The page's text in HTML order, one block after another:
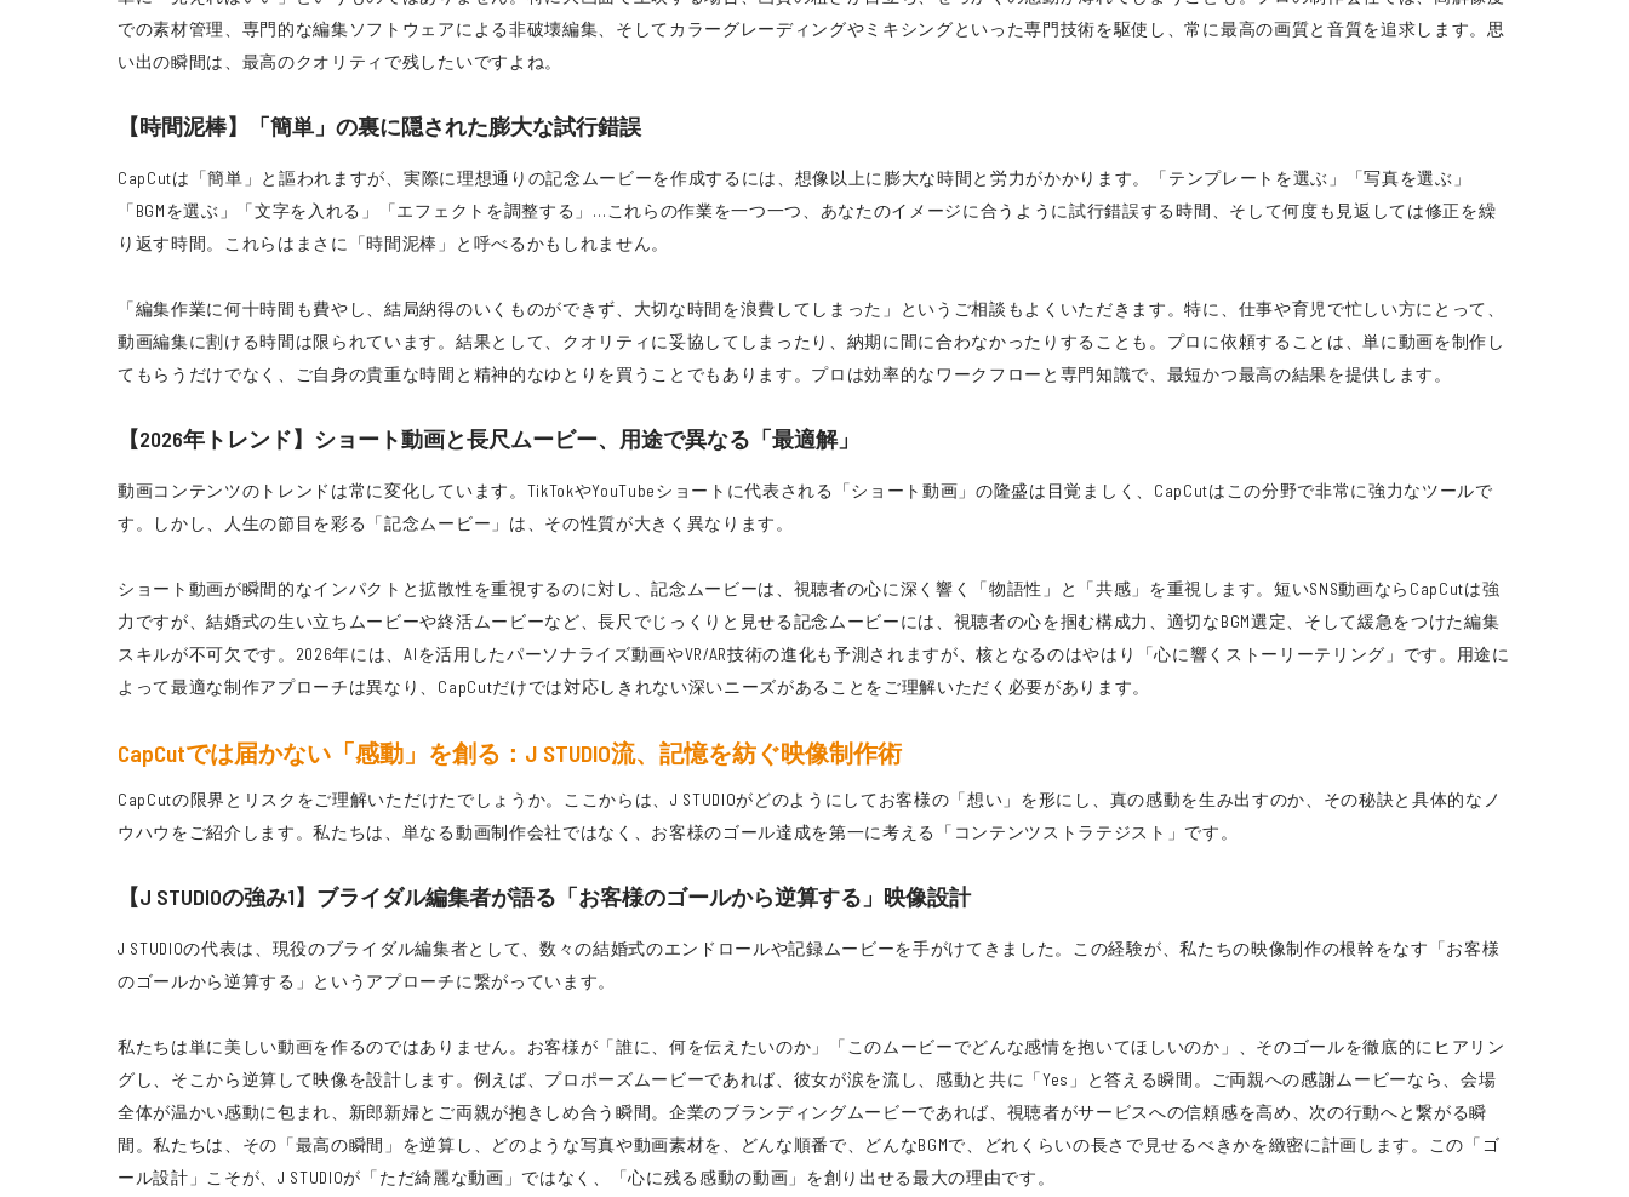
での素材管理、専門的な編集ソフトウェアによる非破壊編集、そしてカラーグレーディングやミキシングといった専門技術を駆使し、常に最高の画質と音質を追求します。思
い出の瞬間は、最高のクオリティで残したいですよね。
【時間泥棒】「簡単」の裏に隠された膨大な試行錯誤
CapCutは「簡単」と謳われますが、実際に理想通りの記念ムービーを作成するには、想像以上に膨大な時間と労力がかかります。「テンプレートを選ぶ」「写真を選ぶ」
「BGMを選ぶ」「文字を入れる」「エフェクトを調整する」…これらの作業を一つ一つ、あなたのイメージに合うように試行錯誤する時間、そして何度も見返しては修正を繰
り返す時間。これらはまさに「時間泥棒」と呼べるかもしれません。
「編集作業に何十時間も費やし、結局納得のいくものができず、大切な時間を浪費してしまった」というご相談もよくいただきます。特に、仕事や育児で忙しい方にとって、
動画編集に割ける時間は限られています。結果として、クオリティに妥協してしまったり、納期に間に合わなかったりすることも。プロに依頼することは、単に動画を制作し
てもらうだけでなく、ご自身の貴重な時間と精神的なゆとりを買うことでもあります。プロは効率的なワークフローと専門知識で、最短かつ最高の結果を提供します。
【2026年トレンド】ショート動画と長尺ムービー、用途で異なる「最適解」
動画コンテンツのトレンドは常に変化しています。TikTokやYouTubeショートに代表される「ショート動画」の隆盛は目覚ましく、CapCutはこの分野で非常に強力なツールで
す。しかし、人生の節目を彩る「記念ムービー」は、その性質が大きく異なります。
ショート動画が瞬間的なインパクトと拡散性を重視するのに対し、記念ムービーは、視聴者の心に深く響く「物語性」と「共感」を重視します。短いSNS動画ならCapCutは強
力ですが、結婚式の生い立ちムービーや終活ムービーなど、長尺でじっくりと見せる記念ムービーには、視聴者の心を掴む構成力、適切なBGM選定、そして緩急をつけた編集
スキルが不可欠です。2026年には、AIを活用したパーソナライズ動画やVR/AR技術の進化も予測されますが、核となるのはやはり「心に響くストーリーテリング」です。用途に
よって最適な制作アプローチは異なり、CapCutだけでは対応しきれない深いニーズがあることをご理解いただく必要があります。
CapCutでは届かない「感動」を創る：J STUDIO流、記憶を紡ぐ映像制作術
CapCutの限界とリスクをご理解いただけたでしょうか。ここからは、J STUDIOがどのようにしてお客様の「想い」を形にし、真の感動を生み出すのか、その秘訣と具体的なノ
ウハウをご紹介します。私たちは、単なる動画制作会社ではなく、お客様のゴール達成を第一に考える「コンテンツストラテジスト」です。
【J STUDIOの強み1】ブライダル編集者が語る「お客様のゴールから逆算する」映像設計
J STUDIOの代表は、現役のブライダル編集者として、数々の結婚式のエンドロールや記録ムービーを手がけてきました。この経験が、私たちの映像制作の根幹をなす「お客様
のゴールから逆算する」というアプローチに繋がっています。
私たちは単に美しい動画を作るのではありません。お客様が「誰に、何を伝えたいのか」「このムービーでどんな感情を抱いてほしいのか」、そのゴールを徹底的にヒアリン
グし、そこから逆算して映像を設計します。例えば、プロポーズムービーであれば、彼女が涙を流し、感動と共に「Yes」と答える瞬間。ご両親への感謝ムービーなら、会場
全体が温かい感動に包まれ、新郎新婦とご両親が抱きしめ合う瞬間。企業のブランディングムービーであれば、視聴者がサービスへの信頼感を高め、次の行動へと繋がる瞬
間。私たちは、その「最高の瞬間」を逆算し、どのような写真や動画素材を、どんな順番で、どんなBGMで、どれくらいの長さで見せるべきかを緻密に計画します。この「ゴ
ール設計」こそが、J STUDIOが「ただ綺麗な動画」ではなく、「心に残る感動の動画」を創り出せる最大の理由です。